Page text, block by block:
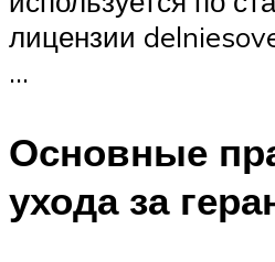
лицензии
…
Основные
ухода за